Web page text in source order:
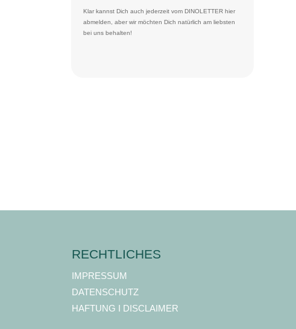
Klar kannst Dich auch jederzeit vom DINOLETTER hier
abmelden, aber wir möchten Dich natürlich am liebsten
bei uns behalten!
RECHTLICHES
IMPRESSUM
DATENSCHUTZ
HAFTUNG I DISCLAIMER